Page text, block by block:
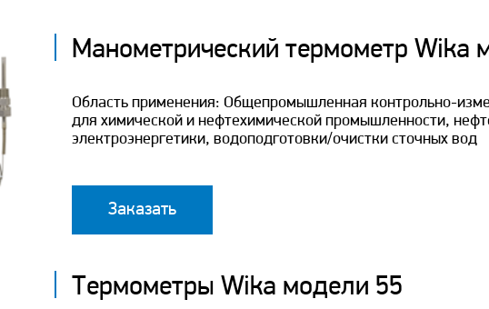
Манометрический термометр Wika
Область применения: Общепромышленная контрольно-
для химической и нефтехимической промышленности,
электроэнергетики, водоподготовки/очистки сточных вод
Заказать
Термометры Wika модели 55